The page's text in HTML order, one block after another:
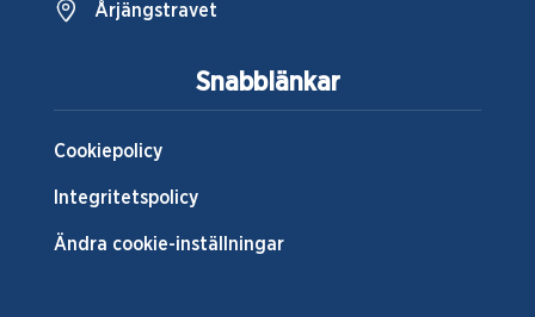
Snabblänkar
Cookiepolicy
Integritetspolicy
Ändra cookie-inställningar
Årjängstravet